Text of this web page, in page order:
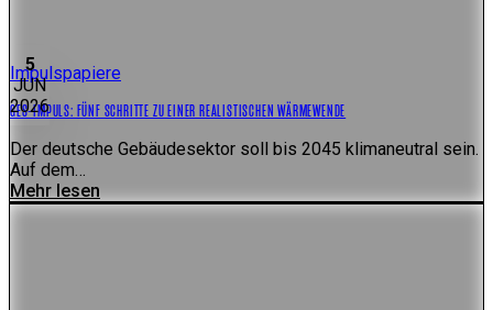
5
JUN
2026
Impulspapiere
GES-IMPULS: FÜNF SCHRITTE ZU EINER REALISTISCHEN WÄRMEWENDE
Der deutsche Gebäudesektor soll bis 2045 klimaneutral sein.
Auf dem…
Mehr lesen